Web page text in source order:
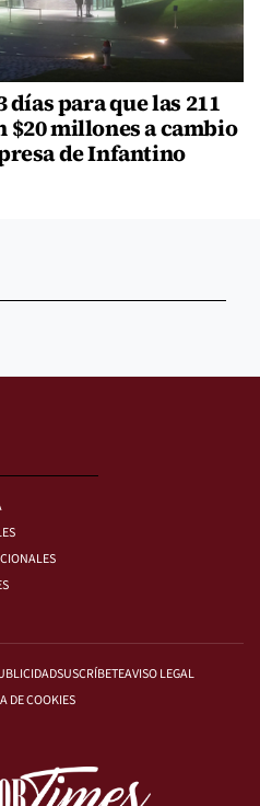
días para que las 211
$20 millones a cambio
de Infantino
SUSCRÍBETEAVISO LEGAL
DE COOKIES